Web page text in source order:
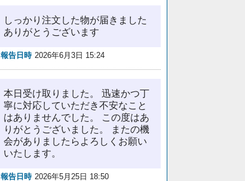
しっかり注文した物が届きました
ありがとうございます
報告日時 2026年6月3日 15:24
本日受け取りました。 迅速かつ丁
寧に対応していただき不安なこと
はありませんでした。 この度はあ
りがとうございました。 またの機
会がありましたらよろしくお願い
いたします。
報告日時 2026年5月25日 18:50